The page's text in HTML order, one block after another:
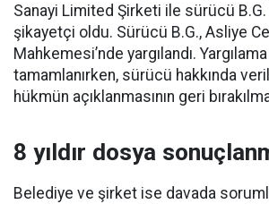
Sanayi Limited Şirketi ile sürücü B.G.
şikayetçi oldu. Sürücü B.G., Asliye
Mahkemesi’nde yargılandı.
tamamlanırken, sürücü hakkında
hükmün açıklanmasının geri
8 yıldır dosya
Belediye ve şirket ise davada